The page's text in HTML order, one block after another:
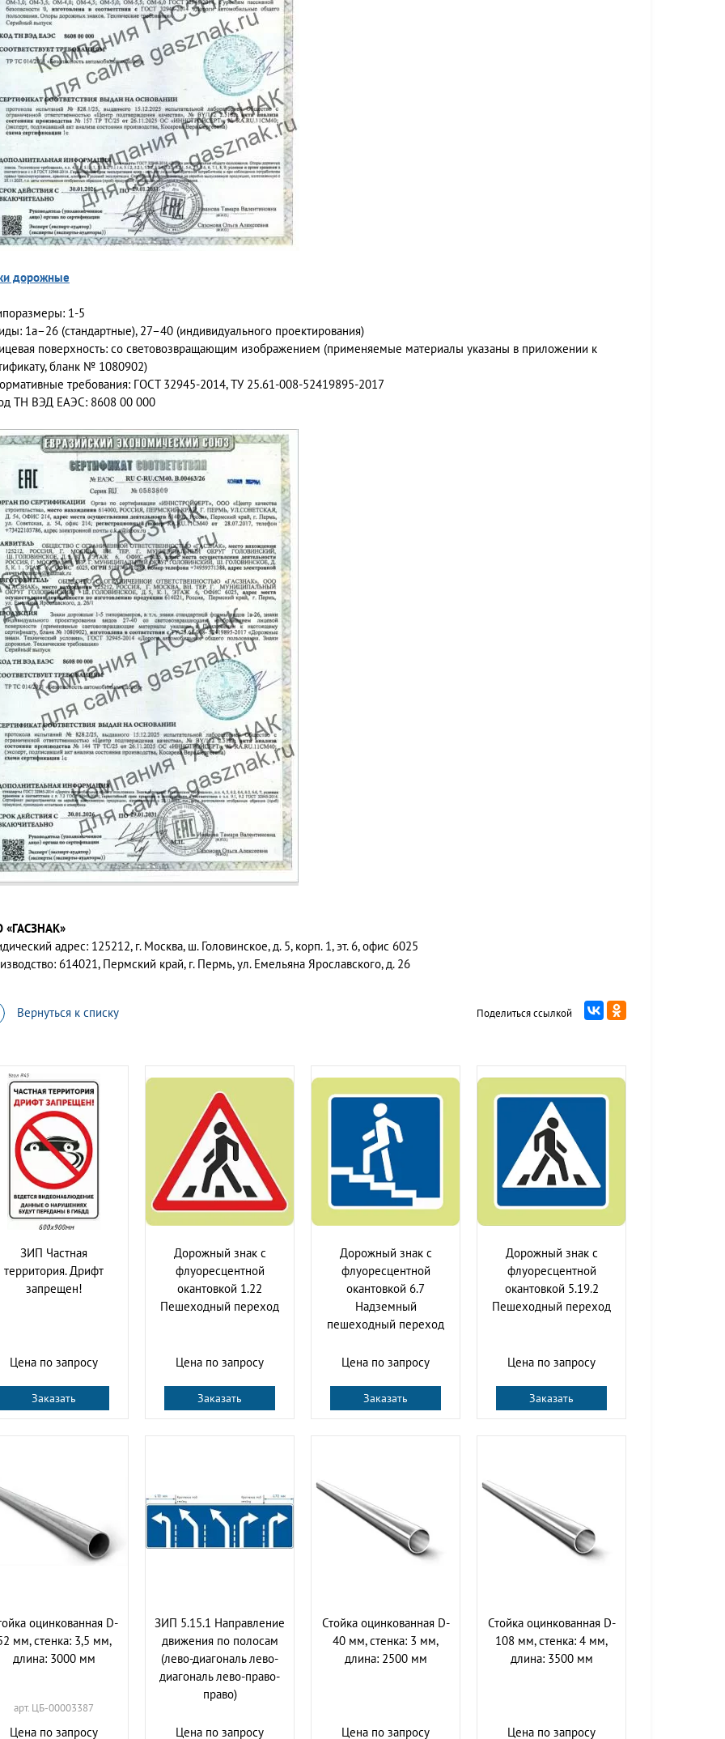
дорожные
1-5
1а–26 (стандартные), 27–40 (индивидуального проектирования)
поверхность: со световозвращающим изображением (применяемые материалы указаны в приложении к
бланк № 1080902)
требования: ГОСТ 32945-2014, ТУ 25.61-008-52419895-2017
ТН ВЭД ЕАЭС: 8608 00 000
«ГАСЗНАК»
адрес: 125212, г. Москва, ш. Головинское, д. 5, корп. 1, эт. 6, офис 6025
614021, Пермский край, г. Пермь, ул. Емельяна Ярославского, д. 26
Вернуться к списку Поделиться ссылкой
ЗИП Частная
территория. Дрифт
запрещен!
Цена по запросу
Заказать
Дорожный знак с
флуоресцентной
окантовкой 1.22
Пешеходный переход
Цена по запросу
Заказать
Дорожный знак с
флуоресцентной
окантовкой 6.7
Надземный
пешеходный переход
Цена по запросу
Заказать
Дорожный знак с
флуоресцентной
окантовкой 5.19.2
Пешеходный переход
Цена по запросу
Заказать
оцинкованная D-
мм, стенка: 3,5 мм,
длина: 3000 мм
арт. ЦБ-00003387
Цена по запросу
ЗИП 5.15.1 Направление
движения по полосам
(лево-диагональ лево-
диагональ лево-право-
право)
Цена по запросу
Стойка оцинкованная D-
40 мм, стенка: 3 мм,
длина: 2500 мм
Цена по запросу
Стойка оцинкованная D-
108 мм, стенка: 4 мм,
длина: 3500 мм
Цена по запросу